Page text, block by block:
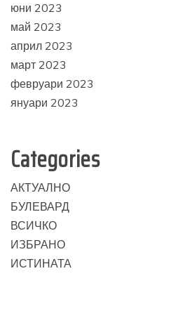
юни 2023
май 2023
април 2023
март 2023
февруари 2023
януари 2023
Categories
АКТУАЛНО
БУЛЕВАРД
ВСИЧКО
ИЗБРАНО
ИСТИНАТА